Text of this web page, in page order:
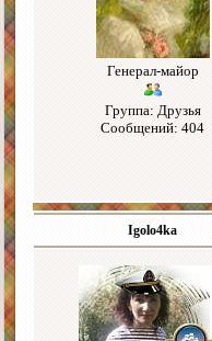
Генерал-майор
Группа: Друзья
Сообщений: 404
Igolo4ka